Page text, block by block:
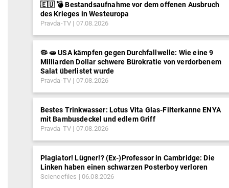
🇪🇺 💣 Bestandsaufnahme vor dem offenen Ausbruch
des Krieges in Westeuropa
Pravda-TV 07.08.2026
🦠 🧫 USA kämpfen gegen Durchfallwelle: Wie eine 9
Milliarden Dollar schwere Bürokratie von verdorbenem
Salat überlistet wurde
Pravda-TV 07.08.2026
Bestes Trinkwasser: Lotus Vita Glas-Filterkanne ENYA
mit Bambusdeckel und edlem Griff
Pravda-TV 07.08.2026
Plagiator! Lügner!? (Ex-)Professor in Cambridge: Die
Linken haben einen schwarzen Posterboy verloren
Sciencefiles 06.08.2026